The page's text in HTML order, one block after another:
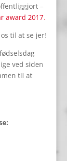
–
award 2017.
til at se jer!
fødselsdag
ved siden
til at